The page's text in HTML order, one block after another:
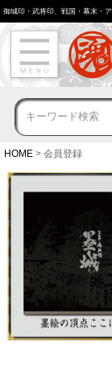
御城印・武将印、戦国・幕末・
HOME 会員登録